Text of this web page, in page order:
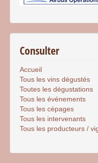
Consulter
Accueil
Tous les vins dégustés
Toutes les dégustations
Tous les événements
Tous les cépages
Tous les intervenants
Tous les producteurs /